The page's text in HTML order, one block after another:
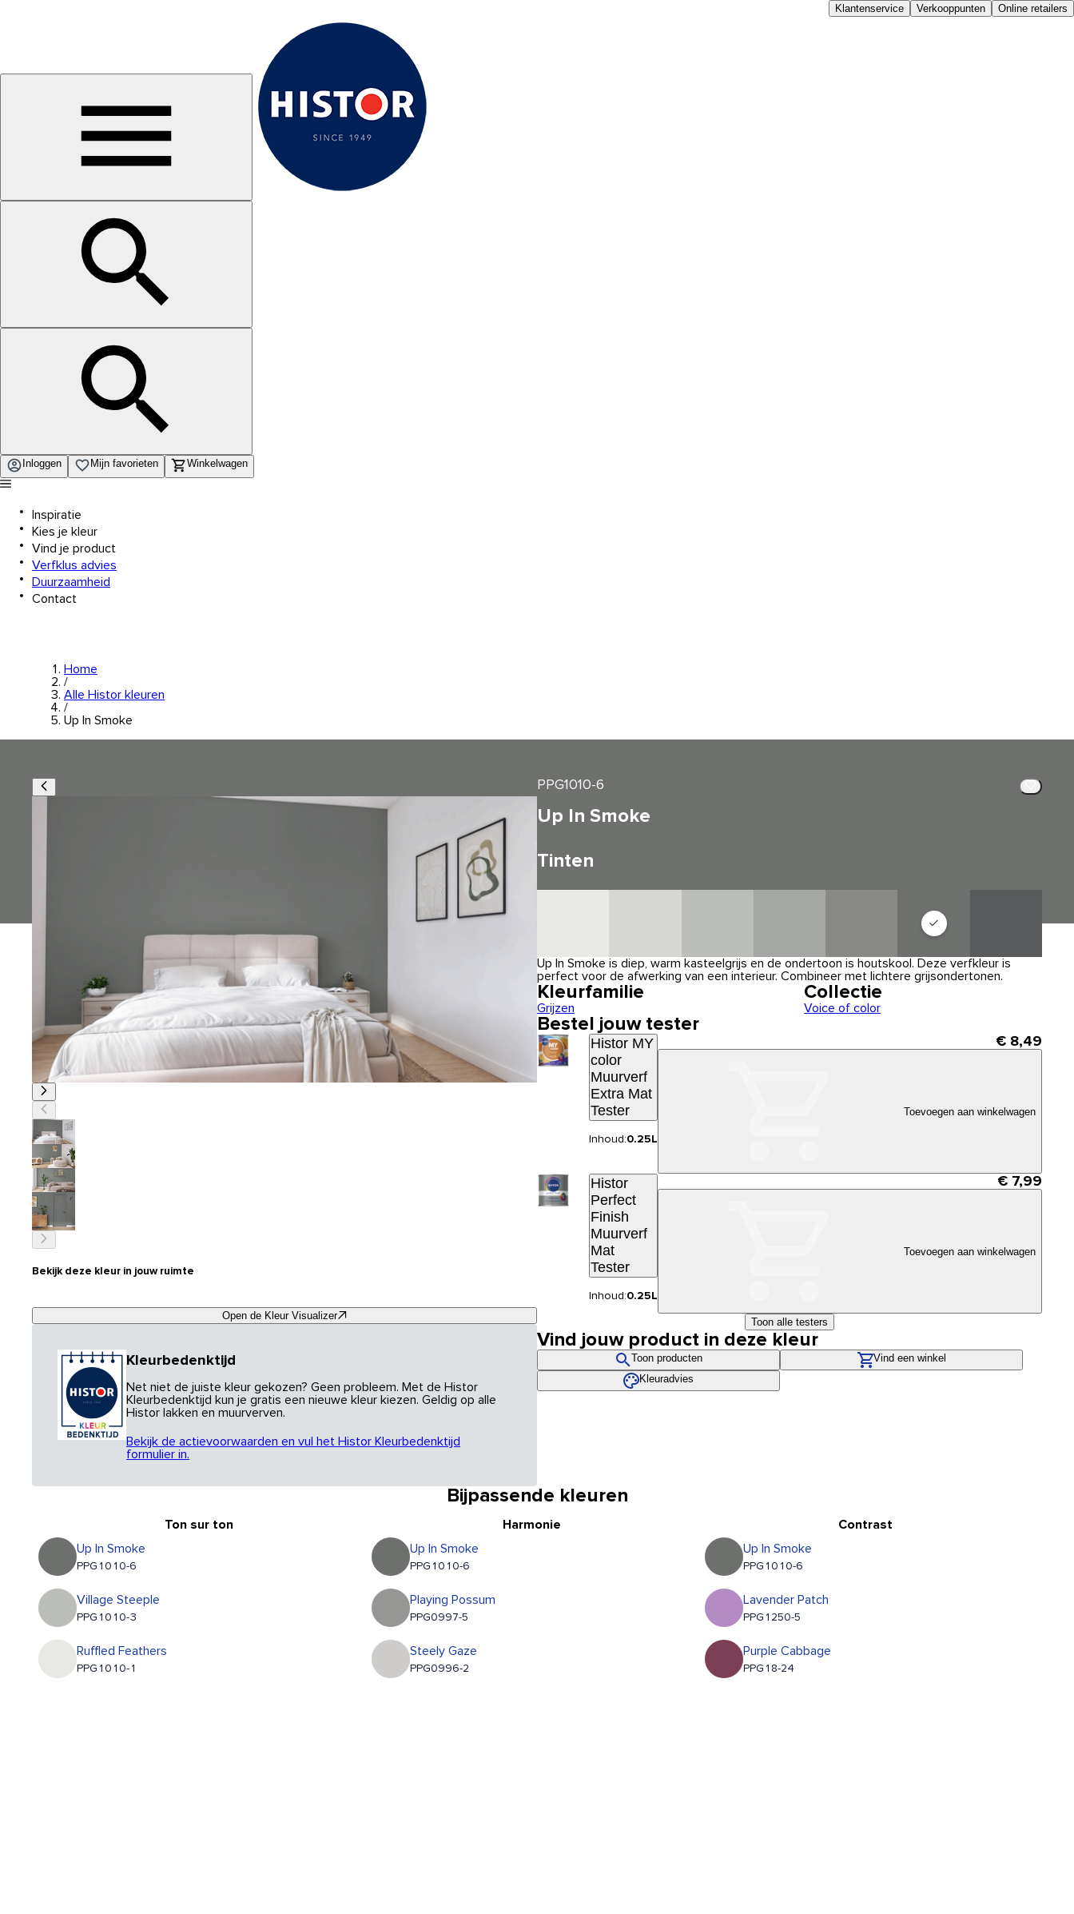
Klantenservice Verkooppunten Online retailers
Inloggen Mijn favorieten Winkelwagen
Inspiratie
Kies je kleur
Vind je product
Verfklus advies
Duurzaamheid
Contact
Home
/
Alle Histor kleuren
/
Up In Smoke
Bekijk deze kleur in jouw ruimte
Open de Kleur Visualizer
Kleurbedenktijd
Net niet de juiste kleur gekozen? Geen probleem. Met de Histor
Kleurbedenktijd kun je gratis een nieuwe kleur kiezen. Geldig op alle
Histor lakken en muurverven.
Bekijk de actievoorwaarden en vul het Histor Kleurbedenktijd
formulier in.
PPG1010-6
Up In Smoke
Tinten
Up In Smoke is diep, warm kasteelgrijs en de ondertoon is houtskool. Deze verfkleur is
perfect voor de afwerking van een interieur. Combineer met lichtere grijsondertonen.
Kleurfamilie
Grijzen
Collectie
Voice of color
Bestel jouw tester
Histor MY
color
Muurverf
Extra Mat
Tester
Inhoud:0.25L
€ 8,49
Toevoegen aan winkelwagen
Histor
Perfect
Finish
Muurverf
Mat
Tester
Inhoud:0.25L
€ 7,99
Toevoegen aan winkelwagen
Toon alle testers
Vind jouw product in deze kleur
Toon producten
Vind een winkel
Kleuradvies
Bijpassende kleuren
Ton sur ton
Up In Smoke
PPG1010-6
Village Steeple
PPG1010-3
Ruffled Feathers
PPG1010-1
Harmonie
Up In Smoke
PPG1010-6
Playing Possum
PPG0997-5
Steely Gaze
PPG0996-2
Contrast
Up In Smoke
PPG1010-6
Lavender Patch
PPG1250-5
Purple Cabbage
PPG18-24